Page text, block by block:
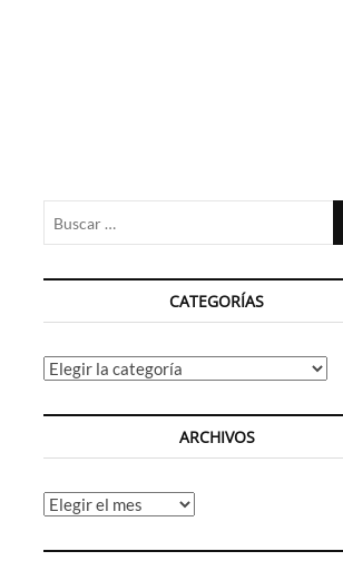
CATEGORÍAS
Categorías
ARCHIVOS
Archivos